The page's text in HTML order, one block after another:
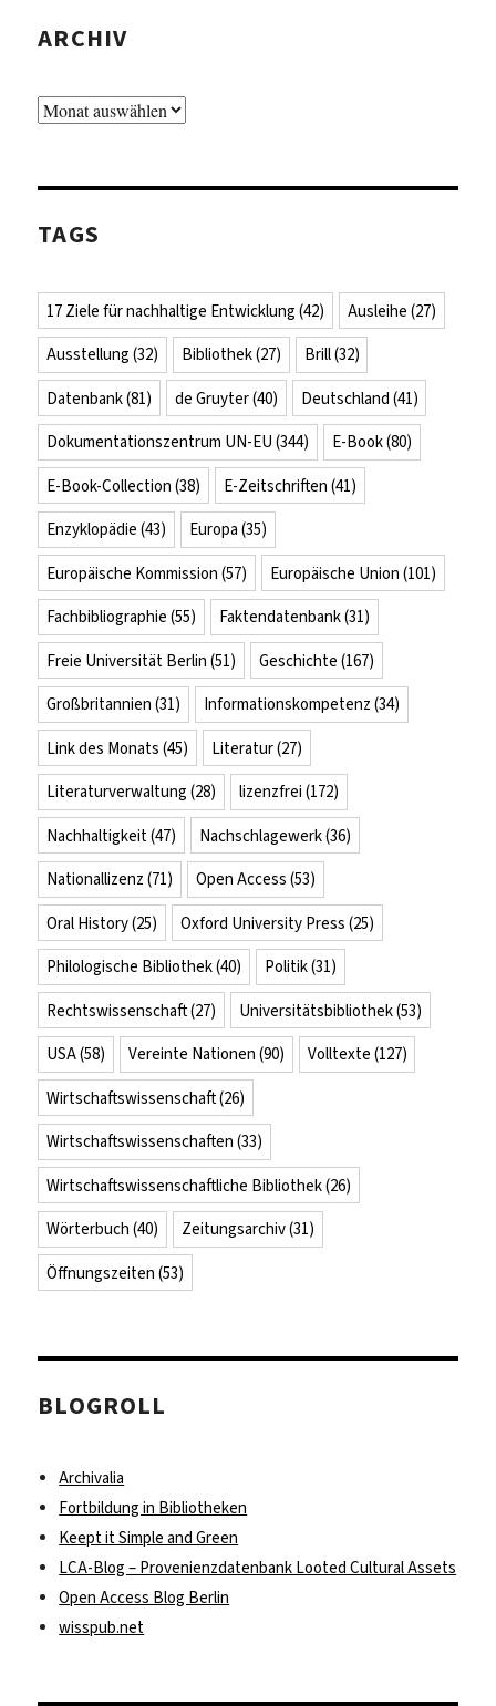
ARCHIV
Archiv
TAGS
17 Ziele für nachhaltige Entwicklung (42) Ausleihe (27)
Ausstellung (32) Bibliothek(27) Brill(32)
Datenbank(81) de Gruyter(40) Deutschland (41)
Dokumentationszentrum UN-EU (344) E-Book(80)
E-Book-Collection (38) E-Zeitschriften (41)
Enzyklopädie (43) Europa (35)
Europäische Kommission (57) Europäische Union (101)
Fachbibliographie (55) Faktendatenbank(31)
Freie Universität Berlin (51) Geschichte (167)
Großbritannien (31) Informationskompetenz (34)
Link des Monats (45) Literatur(27)
Literaturverwaltung (28) lizenzfrei (172)
Nachhaltigkeit(47) Nachschlagewerk(36)
Nationallizenz (71) Open Access (53)
Oral History(25) Oxford University Press (25)
Philologische Bibliothek(40) Politik(31)
Rechtswissenschaft(27) Universitätsbibliothek(53)
USA(58) Vereinte Nationen (90) Volltexte (127)
Wirtschaftswissenschaft(26)
Wirtschaftswissenschaften (33)
Wirtschaftswissenschaftliche Bibliothek(26)
Wörterbuch (40) Zeitungsarchiv(31)
Öffnungszeiten (53)
BLOGROLL
Archivalia
Fortbildung in Bibliotheken
Keept it Simple and Green
LCA-Blog – Provenienzdatenbank Looted Cultural Assets
Open Access Blog Berlin
wisspub.net